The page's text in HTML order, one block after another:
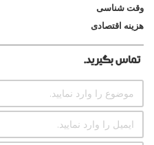
وقت شناسی
هزینه اقتصادی
تماس بگیرید.